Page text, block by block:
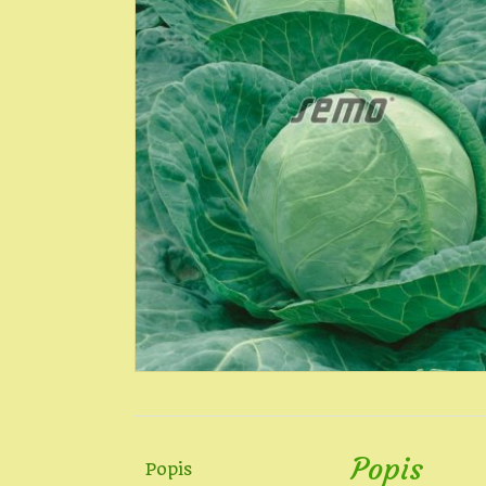
Popis Popis